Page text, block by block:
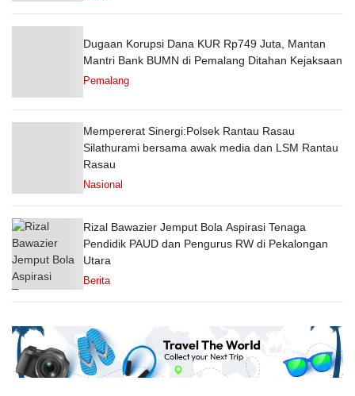
Dugaan Korupsi Dana KUR Rp749 Juta, Mantan
Mantri Bank BUMN di Pemalang Ditahan Kejaksaan
Pemalang
Mempererat Sinergi:Polsek Rantau Rasau
Silathurami bersama awak media dan LSM Rantau
Rasau
Nasional
Rizal Bawazier Jemput Bola Aspirasi Tenaga
Pendidik PAUD dan Pengurus RW di Pekalongan
Utara
Berita